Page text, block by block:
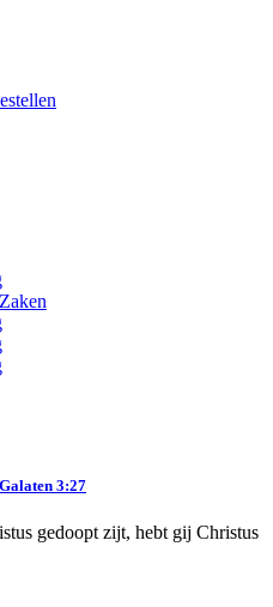
3:27
gedoopt zijt, hebt gij Christus